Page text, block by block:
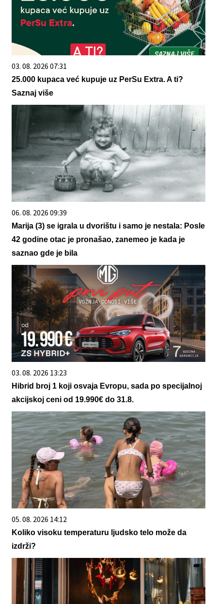
03. 08. 2026 07:31
25.000 kupaca već kupuje uz PerSu Extra. A ti?
Saznaj više
06. 08. 2026 09:39
Marija (3) se igrala u dvorištu i samo je nestala: Posle
42 godine otac je pronašao, zanemeo je kada je
saznao gde je bila
03. 08. 2026 13:23
Hibrid broj 1 koji osvaja Evropu, sada po specijalnoj
akcijskoj ceni od 19.990€ do 31.8.
05. 08. 2026 14:12
Koliko visoku temperaturu ljudsko telo može da
izdrži?